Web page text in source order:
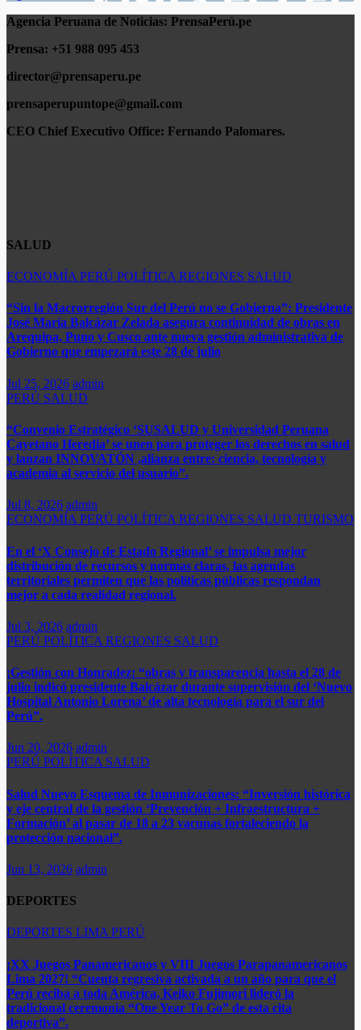
Agencia Peruana de Noticias: PrensaPerú.pe
Prensa: +51 988 095 453
director@prensaperu.pe
prensaperupuntope@gmail.com
CEO Chief Executivo Office: Fernando Palomares.
SALUD
ECONOMÍA PERÚ POLÍTICA REGIONES SALUD
“Sin la Macrorregión Sur del Perú no se Gobierna”: Presidente
José María Balcázar Zelada asegura continuidad de obras en
Arequipa, Puno y Cusco ante nueva gestión administrativa de
Gobierno que empezará este 28 de julio
Jul 25, 2026 admin
PERÚ SALUD
“Convenio Estratégico ‘SUSALUD y Universidad Peruana
Cayetano Heredia’ se unen para proteger los derechos en salud
y lanzan INNOVATÓN ,alianza entre: ​ciencia, tecnología y
academia al servicio del usuario”.
Jul 8, 2026 admin
ECONOMÍA PERÚ POLÍTICA REGIONES SALUD TURISMO
En el ‘X Consejo de Estado Regional’ se impulsa mejor
distribución de recursos y normas claras, las agendas
territoriales permiten que las políticas públicas respondan
mejor a cada realidad regional.
Jul 3, 2026 admin
PERÚ POLÍTICA REGIONES SALUD
¡Gestión con Honradez¡ “obras y transparencia hasta el 28 de
julio indicó presidente Balcázar durante supervisión del ‘Nuevo
Hospital Antonio Lorena’ de alta tecnología para el sur del
Perú”.​
Jun 20, 2026 admin
PERÚ POLÍTICA SALUD
Salud Nuevo Esquema de Inmunizaciones: “Inversión histórica
y eje central de la gestión ‘Prevención + Infraestructura +
Formación’ al pasar de 18 a 23 vacunas fortaleciendo la
protección nacional”.
Jun 13, 2026 admin
DEPORTES
DEPORTES LIMAPERÚ
¡XX Juegos Panamericanos y VIII Juegos Parapanamericanos
Lima 2027! “Cuenta regresiva activada a un año para que el
Perú reciba a toda América, Keiko Fujimori lideró la
tradicional ceremonia “One Year To Go” de esta cita
deportiva”.